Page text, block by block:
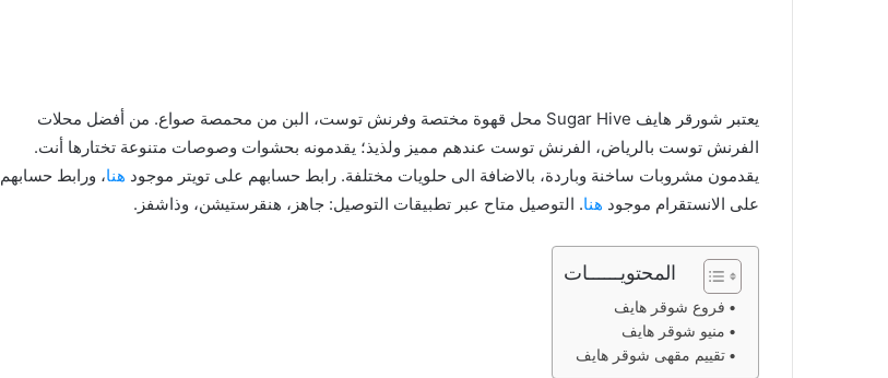
يعتبر شورقر هايف Sugar Hive محل قهوة مختصة وفرنش توست، البن من محمصة صواع. من أفضل محلات
الفرنش توست بالرياض، الفرنش توست عندهم مميز ولذيذ؛ يقدمونه بحشوات وصوصات متنوعة تختارها أنت.
يقدمون مشروبات ساخنة وباردة، بالاضافة الى حلويات مختلفة. رابط حسابهم على تويتر موجود هنا، ورابط حسابهم
على الانستقرام موجود هنا. التوصيل متاح عبر تطبيقات التوصيل: جاهز، هنقرستيشن، وذاشفز.
المحتويــــــات
فروع شوقر هايف
منيو شوقر هايف
تقييم مقهى شوقر هايف